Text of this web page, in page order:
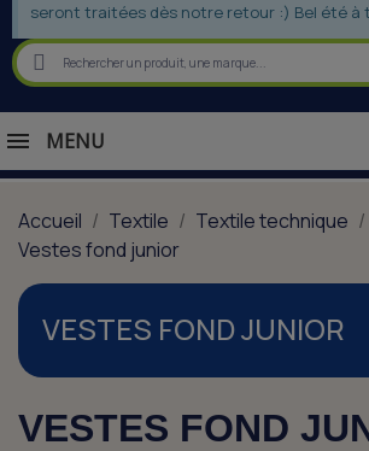
seront traitées dès notre retour :) Bel été à
MENU
Accueil Textile Textile technique
Vestes fond junior
VESTES FOND JUNIOR
VESTES FOND